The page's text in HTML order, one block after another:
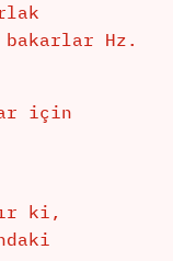
Hz.
için
ki,